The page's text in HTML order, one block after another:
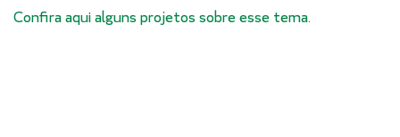
Confira aqui alguns projetos sobre esse tema.